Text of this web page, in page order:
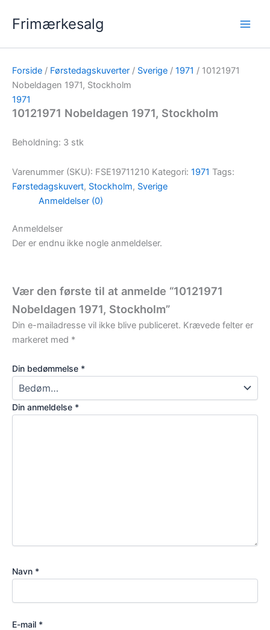
Frimærkesalg
Forside / Førstedagskuverter / Sverige / 1971 / 10121971
Nobeldagen 1971, Stockholm
1971
10121971 Nobeldagen 1971, Stockholm
Beholdning: 3 stk
Varenummer (SKU): FSE19711210 Kategori: 1971 Tags:
Førstedagskuvert, Stockholm, Sverige
Anmeldelser (0)
Anmeldelser
Der er endnu ikke nogle anmeldelser.
Vær den første til at anmelde “10121971
Nobeldagen 1971, Stockholm”
Din e-mailadresse vil ikke blive publiceret. Krævede felter er
markeret med *
Din bedømmelse *
Din anmeldelse *
Navn *
E-mail *